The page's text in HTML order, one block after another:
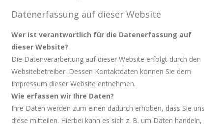
Datenerfassung auf dieser Website
Wer ist verantwortlich für die Datenerfassung auf
dieser Website?
Die Datenverarbeitung auf dieser Website erfolgt durch den
Websitebetreiber. Dessen Kontaktdaten können Sie dem
Impressum dieser Website entnehmen.
Wie erfassen wir Ihre Daten?
Ihre Daten werden zum einen dadurch erhoben, dass Sie uns
diese mitteilen. Hierbei kann es sich z. B. um Daten handeln,